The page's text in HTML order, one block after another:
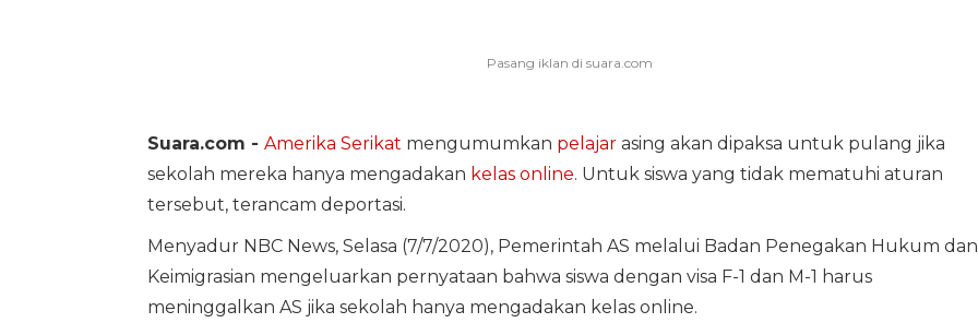
Suara.com - Amerika Serikat mengumumkan pelajarasing akan dipaksa untuk pulang jika
sekolah mereka hanya mengadakan kelas online. Untuk siswa yang tidak mematuhi aturan
tersebut, terancam deportasi.
Menyadur NBC News, Selasa (7/7/2020), Pemerintah AS melalui Badan Penegakan Hukum dan
Keimigrasian mengeluarkan pernyataan bahwa siswa dengan visa F-1 dan M-1 harus
meninggalkan AS jika sekolah hanya mengadakan kelas online.